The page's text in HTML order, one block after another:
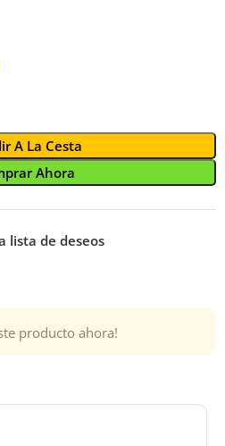
A La Cesta
Ahora
lista de deseos
producto ahora!